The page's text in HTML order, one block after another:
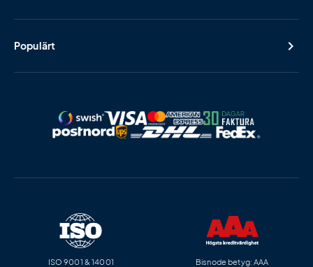
Populärt
ISO 9001 & 14001 Bisnode betyg: AAA